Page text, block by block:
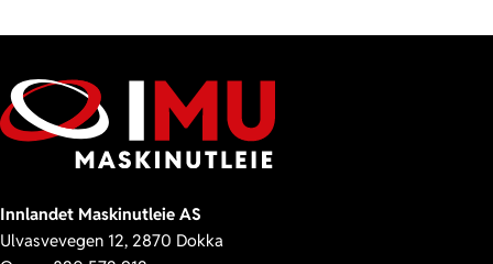
Innlandet Maskinutleie AS
Ulvasvevegen 12, 2870 Dokka